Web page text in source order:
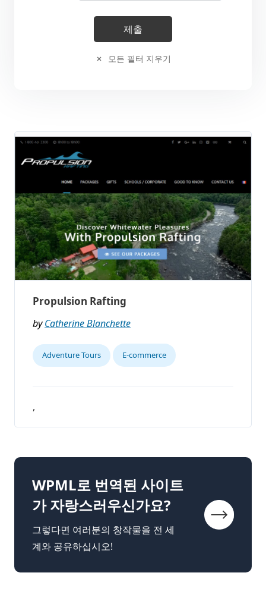
모든 필터 지우기
Propulsion Rafting
byCatherine Blanchette
Adventure Tours E-commerce
,
WPML로 번역된 사이트
가 자랑스러우신가요?
그렇다면 여러분의 창작물을 전 세
계와 공유하십시오!